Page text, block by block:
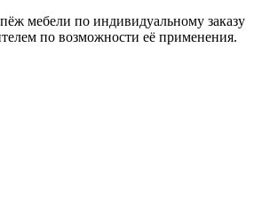
мебели по индивидуальному заказу
по возможности её применения.